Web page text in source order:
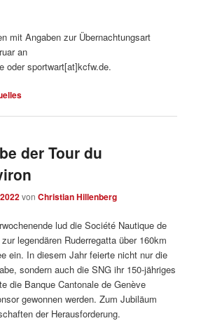
mit Angaben zur Übernachtungsart
an
oder sportwart[at]kcfw.de.
der Tour du
vonChristian Hillenberg
lud die Société Nautique de
legendären Ruderregatta über 160km
ein. In diesem Jahr feierte nicht nur die
sondern auch die SNG ihr 150-jähriges
die Banque Cantonale de Genève
gewonnen werden. Zum Jubiläum
der Herausforderung.